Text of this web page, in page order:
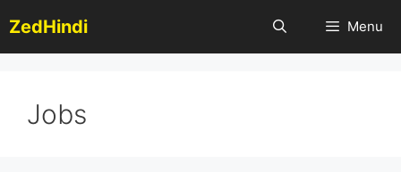
to
content
ZedHindi Menu
Jobs